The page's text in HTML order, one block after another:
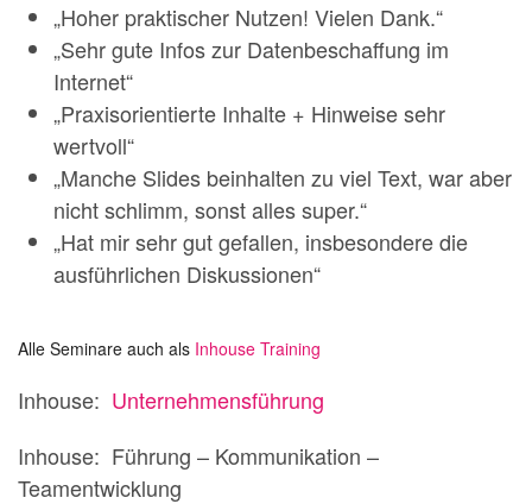
„Hoher praktischer Nutzen! Vielen Dank.“
„Sehr gute Infos zur Datenbeschaffung im
Internet“
„Praxisorientierte Inhalte + Hinweise sehr
wertvoll“
„Manche Slides beinhalten zu viel Text, war aber
nicht schlimm, sonst alles super.“
„Hat mir sehr gut gefallen, insbesondere die
ausführlichen Diskussionen“
Alle Seminare auch als Inhouse Training
Inhouse: Unternehmensführung
Inhouse: Führung – Kommunikation –
Teamentwicklung